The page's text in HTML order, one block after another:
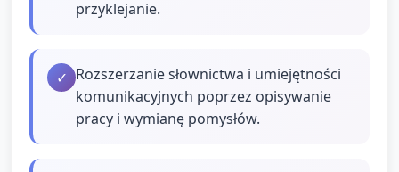
przyklejanie.
✓ Rozszerzanie słownictwa i umiejętności
komunikacyjnych poprzez opisywanie
pracy i wymianę pomysłów.